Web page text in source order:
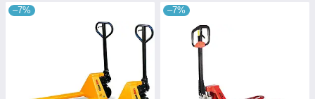
–7% –7%